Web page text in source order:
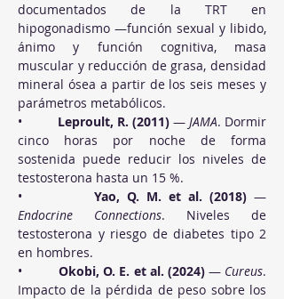
documentados de la TRT en
hipogonadismo —función sexual y libido,
ánimo y función cognitiva, masa
muscular y reducción de grasa, densidad
mineral ósea a partir de los seis meses y
parámetros metabólicos.
• Leproult, R. (2011) — JAMA. Dormir
cinco horas por noche de forma
sostenida puede reducir los niveles de
testosterona hasta un 15 %.
• Yao, Q. M. et al. (2018)
Endocrine Connections. Niveles de
testosterona y riesgo de diabetes tipo 2
en hombres.
• Okobi, O. E. et al. (2024) — Cureus.
Impacto de la pérdida de peso sobre los